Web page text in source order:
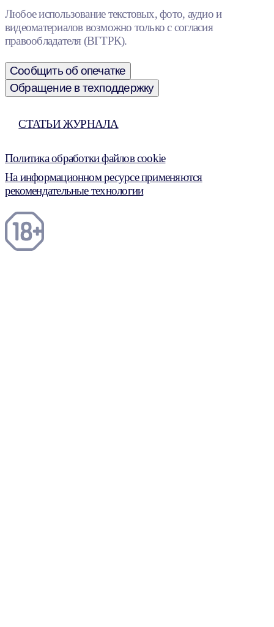
Любое использование текстовых, фото, аудио и
видеоматериалов возможно только с согласия
правообладателя (ВГТРК).
Сообщить об опечатке
Обращение в техподдержку
СТАТЬИ ЖУРНАЛА
Политика обработки файлов cookie
На информационном ресурсе применяются
рекомендательные технологии